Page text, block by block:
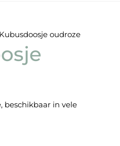
oudroze
beschikbaar in vele